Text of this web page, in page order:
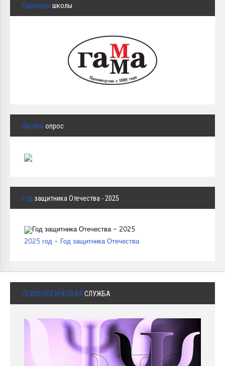
Партнёры школы
Пройти опрос
Год защитника Отечества - 2025
2025 год - Год защитника Отечества
ПСИХОЛОГИЧЕСКАЯ СЛУЖБА